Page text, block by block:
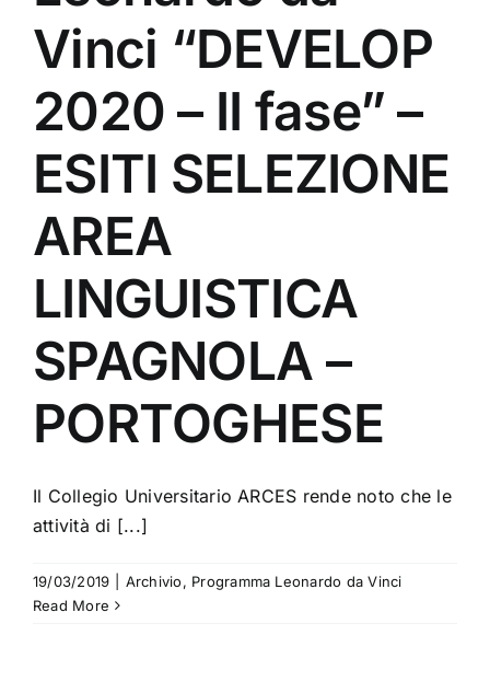
Vinci “DEVELOP
2020 – II fase” –
ESITI SELEZIONE
AREA
LINGUISTICA
SPAGNOLA –
PORTOGHESE
Il Collegio Universitario ARCES rende noto che le
attività di [...]
19/03/2019 Archivio, Programma Leonardo da Vinci
Read More